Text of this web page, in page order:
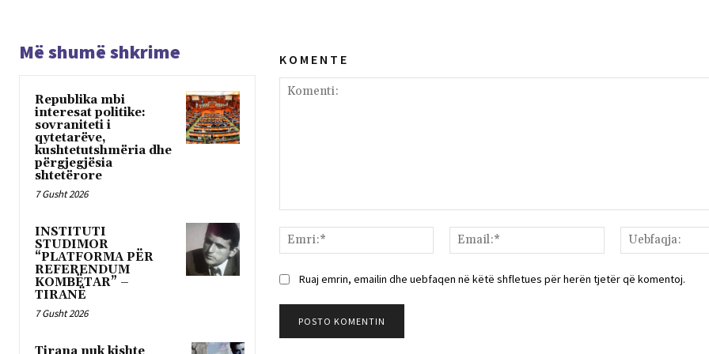
Më shumë shkrime
Republika mbi
interesat politike:
sovraniteti i
qytetarëve,
kushtetutshmëria dhe
përgjegjësia
shtetërore
7 Gusht 2026
INSTITUTI
STUDIMOR
“PLATFORMA PËR
REFERENDUM
KOMBËTAR” –
TIRANË
7 Gusht 2026
K O M E N T E
Emri:*
Email:*
Ruaj emrin, emailin dhe uebfaqen në këtë shfletues për herën tjetër që komentoj.